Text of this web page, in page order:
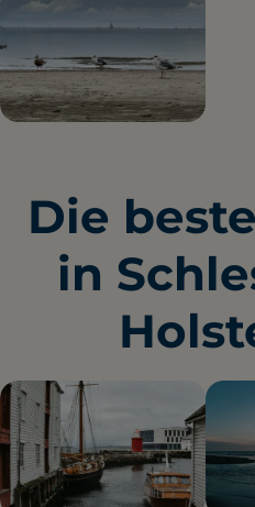
Lübecker
Bucht
17 hundefreundliche Orte
2 hundefreundliche Orte
Die
in